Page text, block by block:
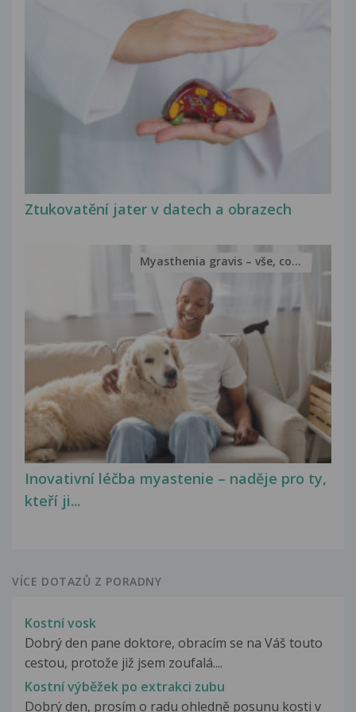
Ztukovatění jater v datech a obrazech
Inovativní léčba myastenie – naděje pro ty,
kteří ji...
Myasthenia gravis – vše, co...
VÍCE DOTAZŮ Z PORADNY
Kostní vosk
Dobrý den pane doktore, obracím se na Váš touto
cestou, protože již jsem zoufalá....
Kostní výběžek po extrakci zubu
Dobrý den, prosím o radu ohledně posunu kosti v